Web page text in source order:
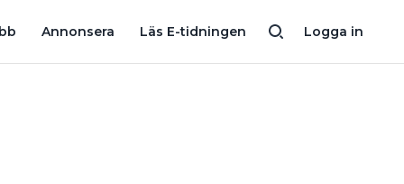
Logga in
Annonsera Läs E-tidningen
LUCKA 24: ”FINNS MÅNGA SÄTT ATT LÖSA STRÖM PÅ